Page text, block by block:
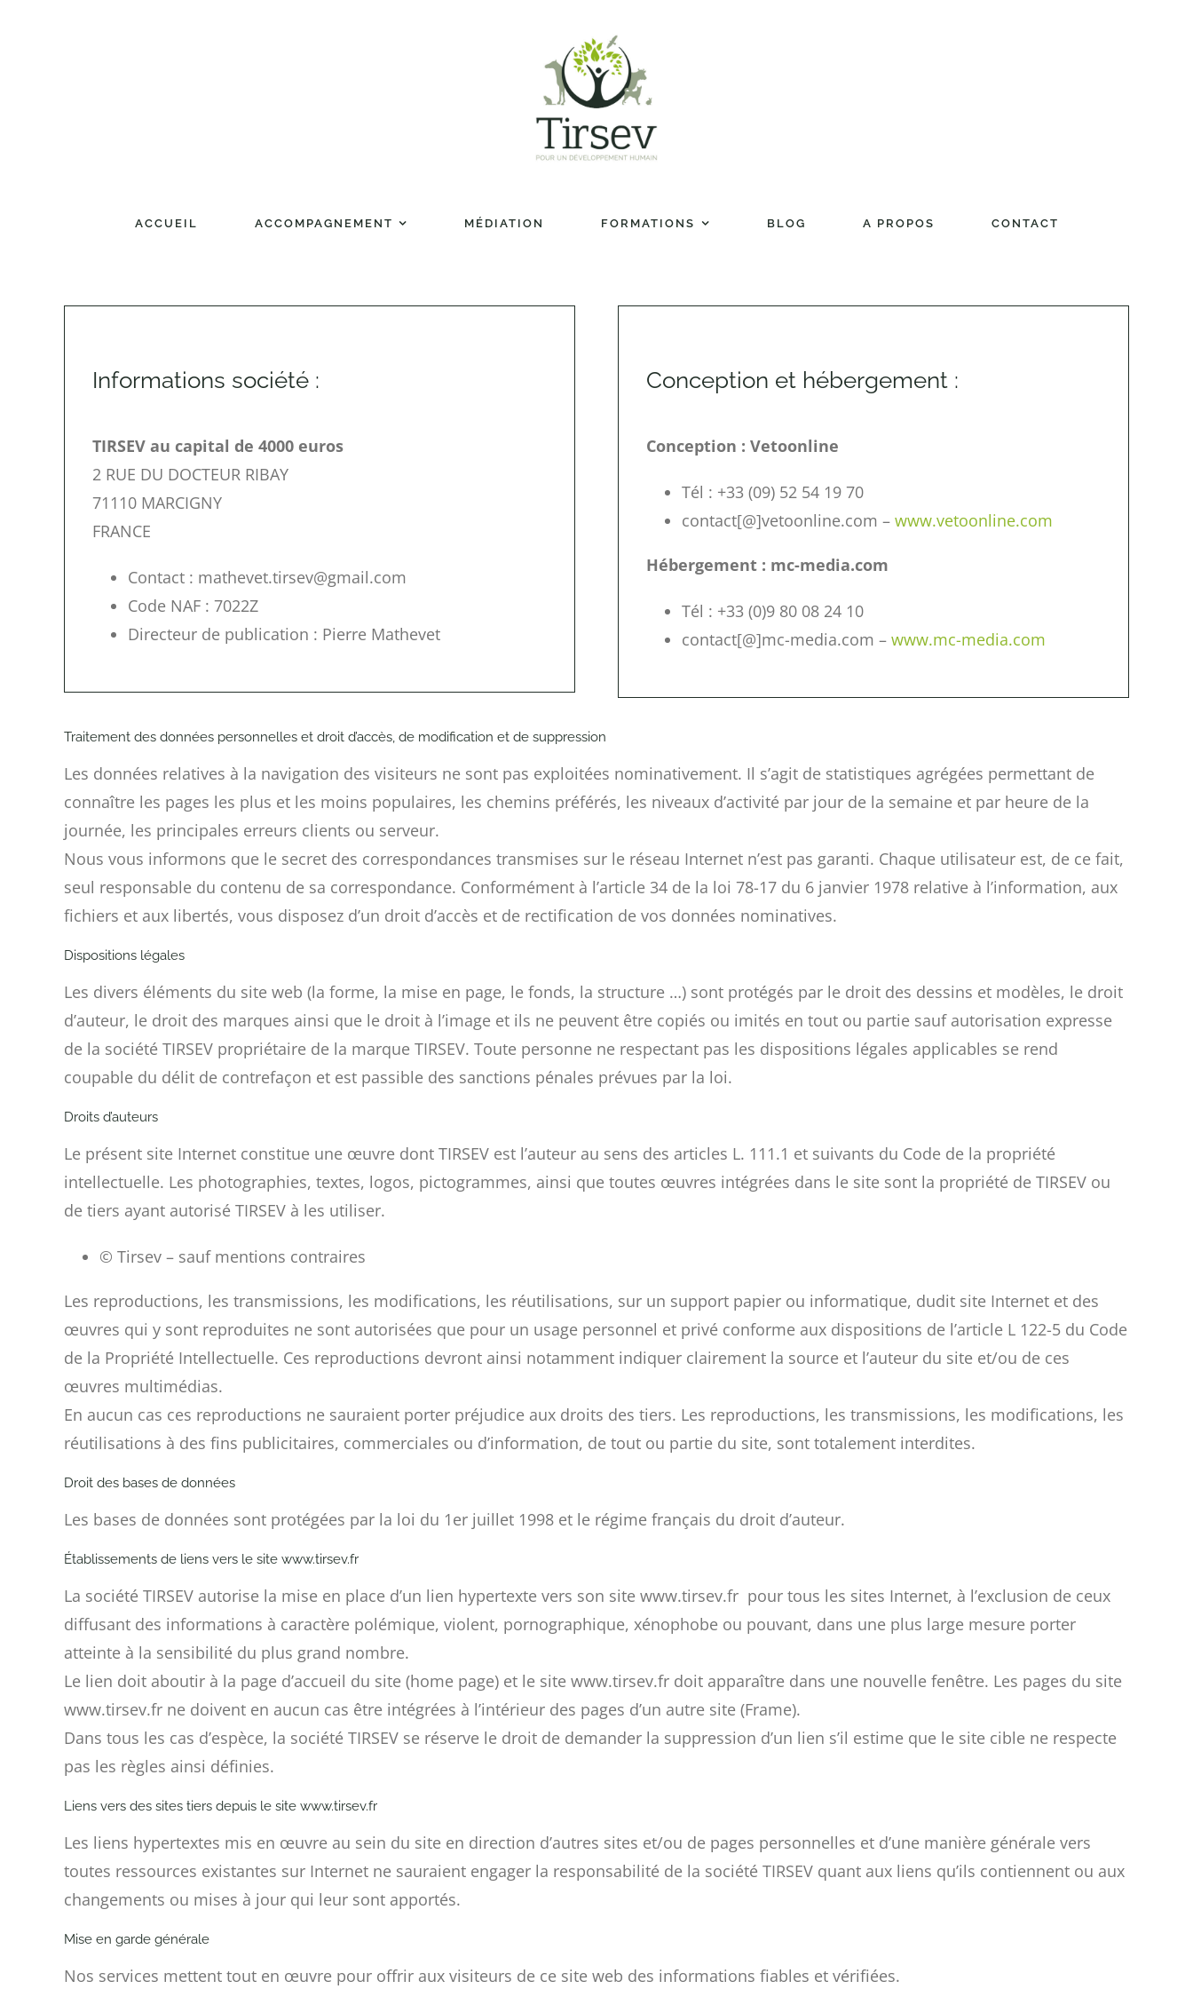
ACCUEIL ACCOMPAGNEMENT MÉDIATION FORMATIONS BLOG A PROPOS CONTACT
Informations société :
TIRSEV au capital de 4000 euros
2 RUE DU DOCTEUR RIBAY
71110 MARCIGNY
FRANCE
Contact : mathevet.tirsev@gmail.com
Code NAF : 7022Z
Directeur de publication : Pierre Mathevet
Conception et hébergement :
Conception : Vetoonline
Tél : +33 (09) 52 54 19 70
contact[@]vetoonline.com –www.vetoonline.com
Hébergement : mc-media.com
Tél : +33 (0)9 80 08 24 10
contact[@]mc-media.com –www.mc-media.com
Traitement des données personnelles et droit d’accès, de modification et de suppression
Les données relatives à la navigation des visiteurs ne sont pas exploitées nominativement. Il s’agit de statistiques agrégées permettant de
connaître les pages les plus et les moins populaires, les chemins préférés, les niveaux d’activité par jour de la semaine et par heure de la
journée, les principales erreurs clients ou serveur.
Nous vous informons que le secret des correspondances transmises sur le réseau Internet n’est pas garanti. Chaque utilisateur est, de ce fait,
seul responsable du contenu de sa correspondance. Conformément à l’article 34 de la loi 78-17 du 6 janvier 1978 relative à l’information, aux
fichiers et aux libertés, vous disposez d’un droit d’accès et de rectification de vos données nominatives.
Dispositions légales
Les divers éléments du site web (la forme, la mise en page, le fonds, la structure …) sont protégés par le droit des dessins et modèles, le droit
d’auteur, le droit des marques ainsi que le droit à l’image et ils ne peuvent être copiés ou imités en tout ou partie sauf autorisation expresse
de la société TIRSEV propriétaire de la marque TIRSEV. Toute personne ne respectant pas les dispositions légales applicables se rend
coupable du délit de contrefaçon et est passible des sanctions pénales prévues par la loi.
Droits d’auteurs
Le présent site Internet constitue une œuvre dont TIRSEV est l’auteur au sens des articles L. 111.1 et suivants du Code de la propriété
intellectuelle. Les photographies, textes, logos, pictogrammes, ainsi que toutes œuvres intégrées dans le site sont la propriété de TIRSEV ou
de tiers ayant autorisé TIRSEV à les utiliser.
© Tirsev – sauf mentions contraires
Les reproductions, les transmissions, les modifications, les réutilisations, sur un support papier ou informatique, dudit site Internet et des
œuvres qui y sont reproduites ne sont autorisées que pour un usage personnel et privé conforme aux dispositions de l’article L 122-5 du Code
de la Propriété Intellectuelle. Ces reproductions devront ainsi notamment indiquer clairement la source et l’auteur du site et/ou de ces
œuvres multimédias.
En aucun cas ces reproductions ne sauraient porter préjudice aux droits des tiers. Les reproductions, les transmissions, les modifications, les
réutilisations à des fins publicitaires, commerciales ou d’information, de tout ou partie du site, sont totalement interdites.
Droit des bases de données
Les bases de données sont protégées par la loi du 1er juillet 1998 et le régime français du droit d’auteur.
Établissements de liens vers le site www.tirsev.fr
La société TIRSEV autorise la mise en place d’un lien hypertexte vers son site www.tirsev.fr pour tous les sites Internet, à l’exclusion de ceux
diffusant des informations à caractère polémique, violent, pornographique, xénophobe ou pouvant, dans une plus large mesure porter
atteinte à la sensibilité du plus grand nombre.
Le lien doit aboutir à la page d’accueil du site (home page) et le site www.tirsev.fr doit apparaître dans une nouvelle fenêtre. Les pages du site
www.tirsev.fr ne doivent en aucun cas être intégrées à l’intérieur des pages d’un autre site (Frame).
Dans tous les cas d’espèce, la société TIRSEV se réserve le droit de demander la suppression d’un lien s’il estime que le site cible ne respecte
pas les règles ainsi définies.
Liens vers des sites tiers depuis le site www.tirsev.fr
Les liens hypertextes mis en œuvre au sein du site en direction d’autres sites et/ou de pages personnelles et d’une manière générale vers
toutes ressources existantes sur Internet ne sauraient engager la responsabilité de la société TIRSEV quant aux liens qu’ils contiennent ou aux
changements ou mises à jour qui leur sont apportés.
Mise en garde générale
Nos services mettent tout en œuvre pour offrir aux visiteurs de ce site web des informations fiables et vérifiées.